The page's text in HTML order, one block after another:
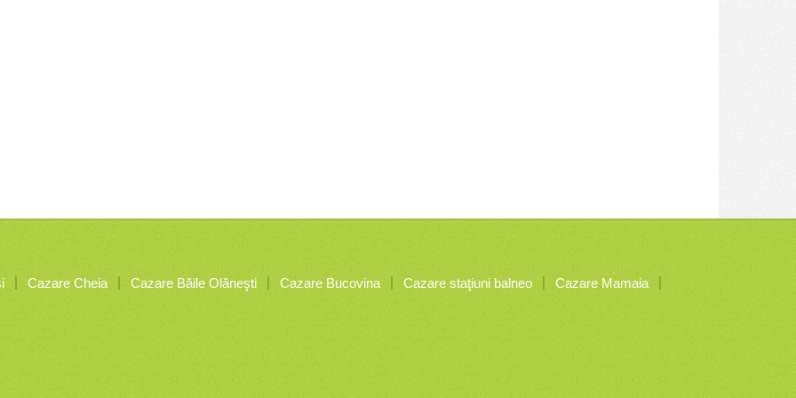
Cazare Cheia Cazare Băile Olăneşti Cazare Bucovina Cazare staţiuni balneo
Cazare Mamaia